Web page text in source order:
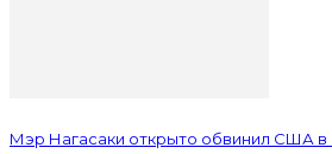
Мэр Нагасаки открыто обвинил США в